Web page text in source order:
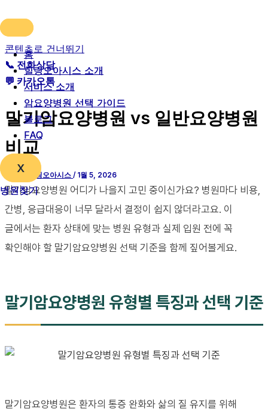
콘텐츠로 건너뛰기
홈
힐링오아시스 소개
서비스 소개
암요양병원 선택 가이드
블로그
FAQ
X
병원찾기
홈
힐링오아시스 소개
서비스 소개
암요양병원 선택 가이드
블로그
FAQ
X
병원찾기
📞 전화상담
💬 카카오톡
말기암요양병원 vs 일반요양병원
비교
힐링오아시스 / 1월 5, 2026
말기암요양병원 어디가 나을지 고민 중이신가요? 병원마다 비용,
간병, 응급대응이 너무 달라서 결정이 쉽지 않더라고요. 이
글에서는 환자 상태에 맞는 병원 유형과 실제 입원 전에 꼭
확인해야 할 말기암요양병원 선택 기준을 함께 짚어볼게요.
말기암요양병원 유형별 특징과 선택 기준
말기암요양병원은 환자의 통증 완화와 삶의 질 유지를 위해